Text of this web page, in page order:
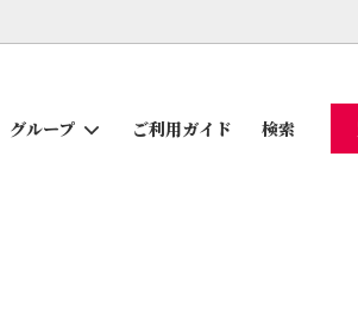
検索
グループ ご利用ガイド